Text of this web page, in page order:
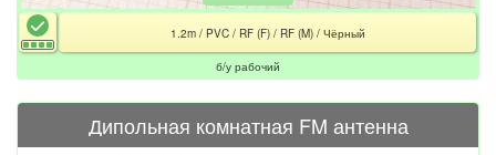
1.2m / PVC / RF (F) / RF (M) / Чёрный
б/у рабочий
Дипольная комнатная FM антенна